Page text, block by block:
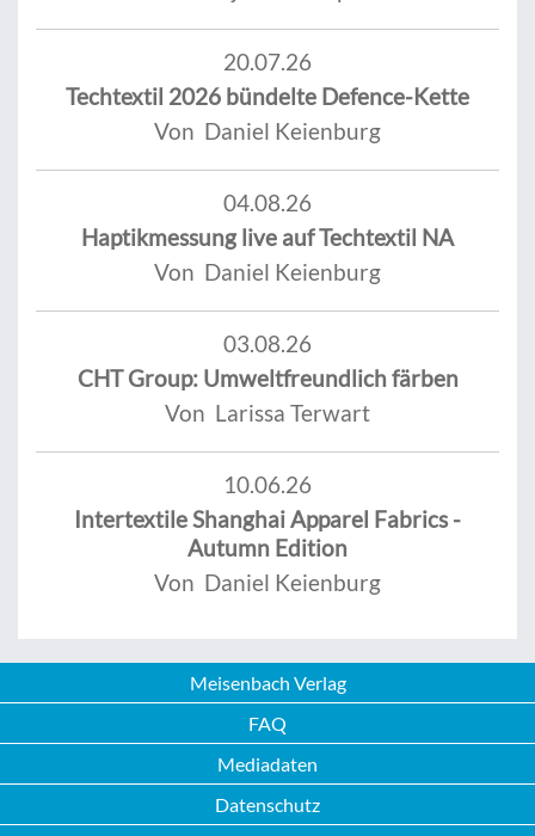
20.07.26
Techtextil 2026 bündelte Defence-Kette
Von Daniel Keienburg
04.08.26
Haptikmessung live auf Techtextil NA
Von Daniel Keienburg
03.08.26
CHT Group: Umweltfreundlich färben
Von Larissa Terwart
10.06.26
Intertextile Shanghai Apparel Fabrics -
Autumn Edition
Von Daniel Keienburg
Meisenbach Verlag
FAQ
Mediadaten
Datenschutz